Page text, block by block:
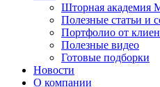
Шторная академия
Полезные статьи и
Портфолио от
Полезные видео
Готовые подборки
Новости
О компании